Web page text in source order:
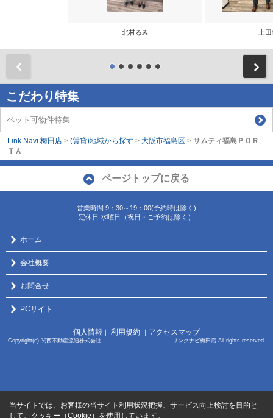
北村るみ 上
こだわり特集
ペット可物件特集
Link Navi 梅田店 > (賃貸)地域から探す > 大阪市福島区 > サムティ福島ＰＯＲ
ＴＡ
ページトップに戻る
営業時間:9：30～19：00(予約時は除く)
定休日:水曜日（祝日・ご予約は除く）
ホーム
会社概要
お問合せ
PCサイト
個人情報 利用規約 アクセスマップ
Copyright(c) 関西不動産流通株式会社 リンクナビ梅田店 All rights reserved.
当サイトでは、お客様の当サイト利用状況把握、サービス向上検討を目的と
して、クッキー（Cookie）を使用しています。